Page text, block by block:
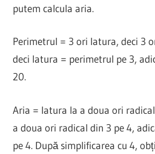
putem calcula aria.
Perimetrul = 3 ori latura, deci 3
deci latura = perimetrul pe 3,
20.
Aria = latura la a doua ori
a doua ori radical din 3 pe 4,
pe 4. După simplificarea cu 4,